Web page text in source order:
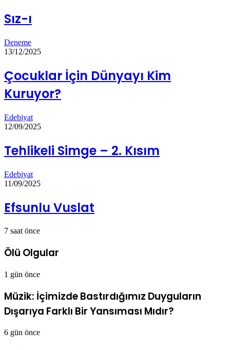
Sız-ı
Deneme
13/12/2025
Çocuklar İçin Dünyayı Kim
Kuruyor?
Edebiyat
12/09/2025
Tehlikeli Simge – 2. Kısım
Edebiyat
11/09/2025
Efsunlu Vuslat
7 saat önce
Ölü Olgular
1 gün önce
Müzik: İçimizde Bastırdığımız Duyguların
Dışarıya Farklı Bir Yansıması Mıdır?
6 gün önce